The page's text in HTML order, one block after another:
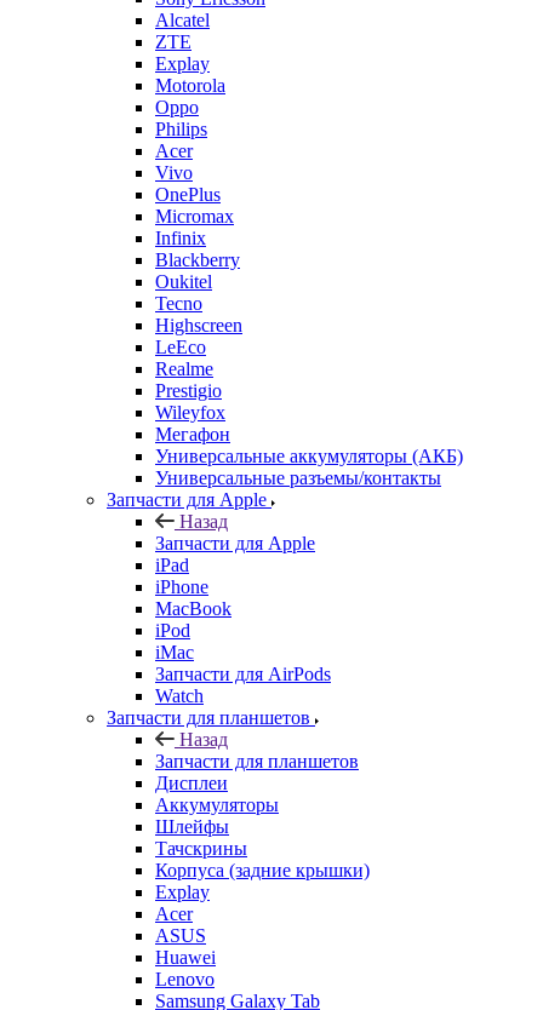
Alcatel
ZTE
Explay
Motorola
Oppo
Philips
Acer
Vivo
OnePlus
Micromax
Infinix
Blackberry
Oukitel
Tecno
Highscreen
LeEco
Realme
Prestigio
Wileyfox
Мегафон
Универсальные аккумуляторы (АКБ)
Универсальные разъемы/контакты
Запчасти для Apple
Назад
Запчасти для Apple
iPad
iPhone
MacBook
iPod
iMac
Запчасти для AirPods
Watch
Запчасти для планшетов
Назад
Запчасти для планшетов
Дисплеи
Аккумуляторы
Шлейфы
Тачскрины
Корпуса (задние крышки)
Explay
Acer
ASUS
Huawei
Lenovo
Samsung Galaxy Tab